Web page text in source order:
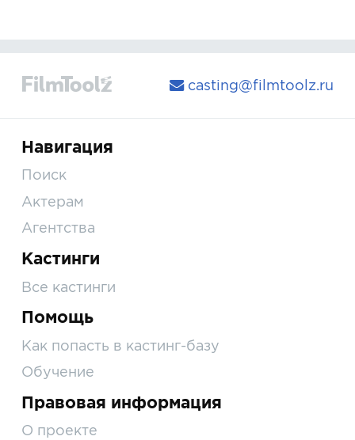
casting@filmtoolz.ru
Навигация
Поиск
Актерам
Агентства
Кастинги
Все кастинги
Помощь
Как попасть в кастинг-базу
Обучение
Правовая информация
О проекте